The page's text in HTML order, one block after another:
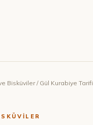
Bisküviler/ Gül Kurabiye Tarifi